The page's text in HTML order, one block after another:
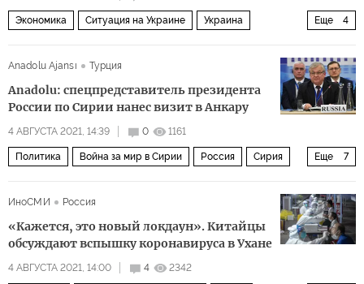
Еще 4
Экономика Ситуация на Украине Украина
Anadolu Ajansı
Турция
Anadolu: спецпредставитель президента
России по Сирии нанес визит в Анкару
4 АВГУСТА 2021, 14:39 0 1161
Еще 7
Политика Война за мир в Сирии Россия Сирия
мирное урегулирование
ИноСМИ Россия
«Кажется, это новый локдаун». Китайцы
обсуждают вспышку коронавируса в Ухане
4 АВГУСТА 2021, 14:00 4 2342